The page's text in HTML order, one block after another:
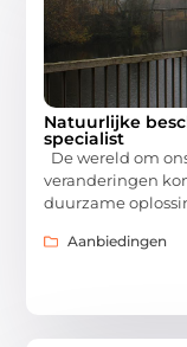
Natuurlijke
specialist
De wereld om
veranderingen
duurzame
Aanbiedingen